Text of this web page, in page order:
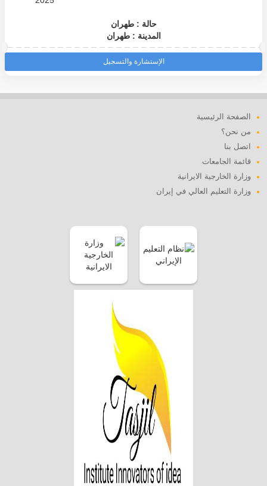
حالة : طهران
المدينة : طهران
الإستشارة والتسجيل
الصفحة الرئيسية
من نحن؟
اتصل بنا
قائمة الجامعات
وزارة الخارجية الايرانية
وزارة التعليم العالي في إيران